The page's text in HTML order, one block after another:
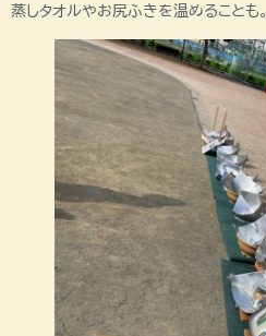
蒸しタオルやお尻ふきを温めることも。